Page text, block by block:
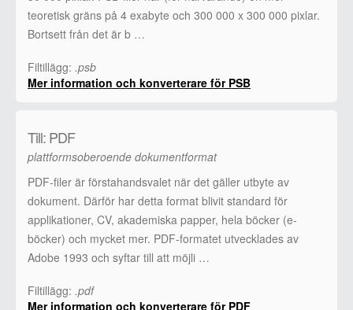
teoretisk gräns på 4 exabyte och 300 000 x 300 000 pixlar.
Bortsett från det är b …
Filtillägg: .psb
Mer information och konverterare för PSB
Till: PDF
plattformsoberoende dokumentformat
PDF-filer är förstahandsvalet när det gäller utbyte av
dokument. Därför har detta format blivit standard för
applikationer, CV, akademiska papper, hela böcker (e-
böcker) och mycket mer. PDF-formatet utvecklades av
Adobe 1993 och syftar till att möjli …
Filtillägg: .pdf
Mer information och konverterare för PDF